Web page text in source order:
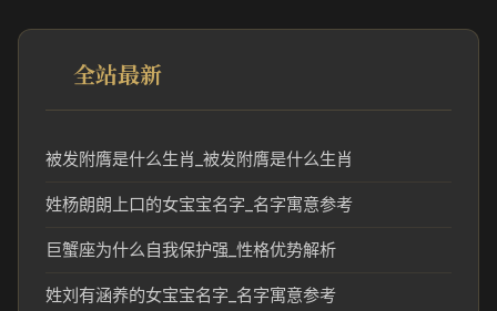
全站最新
被发附膺是什么生肖_被发附膺是什么生肖
姓杨朗朗上口的女宝宝名字_名字寓意参考
巨蟹座为什么自我保护强_性格优势解析
姓刘有涵养的女宝宝名字_名字寓意参考